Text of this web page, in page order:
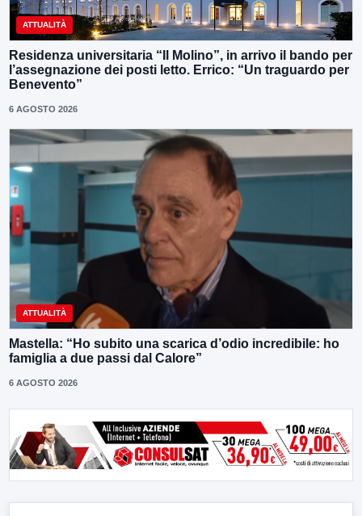
ATTUALITÀ
Residenza universitaria “Il Molino”, in arrivo il bando per
l’assegnazione dei posti letto. Errico: “Un traguardo per
Benevento”
6 AGOSTO 2026
ATTUALITÀ
Mastella: “Ho subito una scarica d’odio incredibile: ho
famiglia a due passi dal Calore”
6 AGOSTO 2026